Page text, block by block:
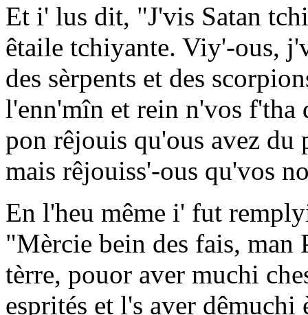
Et i' lus dit, "J'vis Satan
êtaile tchiyante. Viy'-ous,
des sèrpents et des
l'enn'mîn et rein n'vos f'tha
pon rêjouis qu'ous avez du
mais rêjouiss'-ous qu'vos
En l'heu même i' fut
"Mèrcie bein des fais, man
tèrre, pouor aver muchi
esprités et l's aver